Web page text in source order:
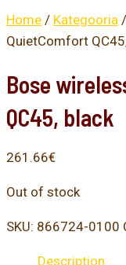
Home / Kategooria
QuietComfort
Bose
QC45, black
261.66€
Out of stock
SKU: 866724-0100
Description